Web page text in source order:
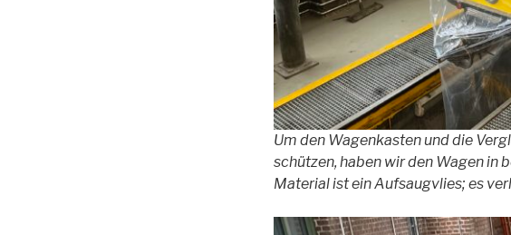
Um den Wagenkasten und die
schützen, haben wir den Wagen in
Material ist ein Aufsaugvlies; es